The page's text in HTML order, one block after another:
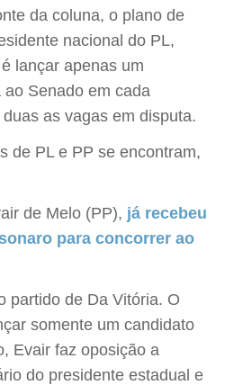
da coluna, o plano de
nacional do PL,
lançar apenas um
Senado em cada
as vagas em disputa.
de PL e PP se encontram,
de Melo (PP), já recebeu
para concorrer ao
partido de Da Vitória. O
somente um candidato
Evair faz oposição a
do presidente estadual e